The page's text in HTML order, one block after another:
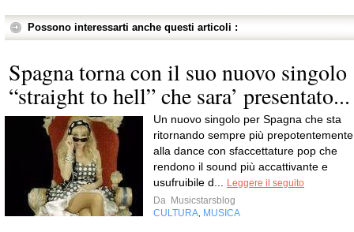
Possono interessarti anche questi articoli :
Spagna torna con il suo nuovo singolo
“straight to hell” che sara’ presentato...
Un nuovo singolo per Spagna che sta
ritornando sempre più prepotentemente
alla dance con sfaccettature pop che
rendono il sound più accattivante e
usufruibile d...
Leggere il seguito
Da Musicstarsblog
CULTURA MUSICA